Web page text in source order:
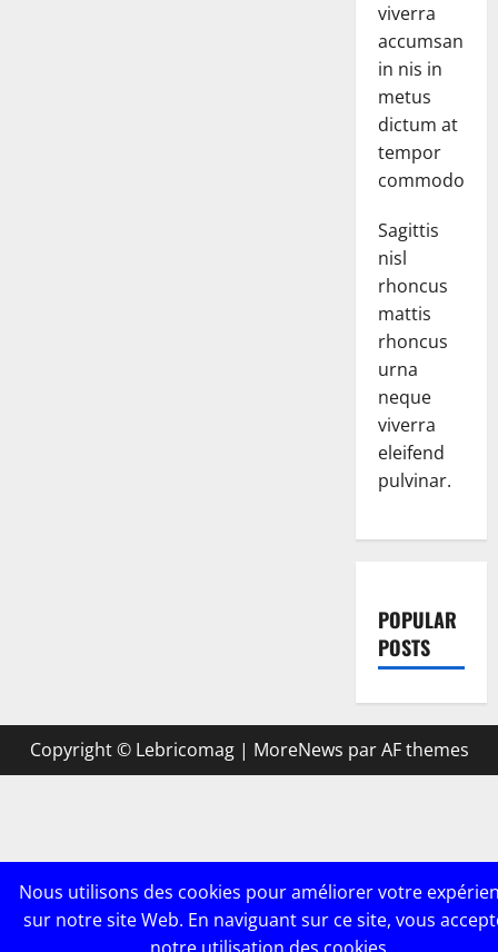
viverra
accumsan
in nis in
metus
dictum at
tempor
commodo.
Sagittis
nisl
rhoncus
mattis
rhoncus
urna
neque
viverra
eleifend
pulvinar.
POPULAR
POSTS
Copyright © Lebricomag | MoreNews par AF themes
Nous utilisons des cookies pour améliorer votre
sur notre site Web. En naviguant sur ce site, vous